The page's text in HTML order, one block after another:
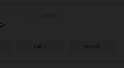
8歳～ 2022年